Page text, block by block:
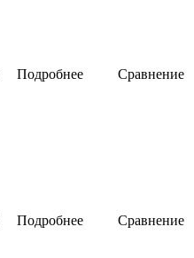
Подробнее Сравнение
Подробнее Сравнение